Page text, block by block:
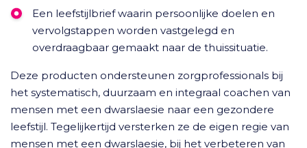
Een leefstijlbrief waarin persoonlijke doelen en
vervolgstappen worden vastgelegd en
overdraagbaar gemaakt naar de thuissituatie.
Deze producten ondersteunen zorgprofessionals bij
het systematisch, duurzaam en integraal coachen van
mensen met een dwarslaesie naar een gezondere
leefstijl. Tegelijkertijd versterken ze de eigen regie van
mensen met een dwarslaesie, bij het verbeteren van